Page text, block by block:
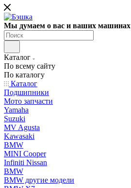
Мы думаем о вас и ваших машинах
Каталог
По всему сайту
По каталогу
Каталог
Подшипники
Мото запчасти
Yamaha
Suzuki
MV Agusta
Kawasaki
BMW
MINI Cooper
Infiniti Nissan
BMW
BMW другие модели